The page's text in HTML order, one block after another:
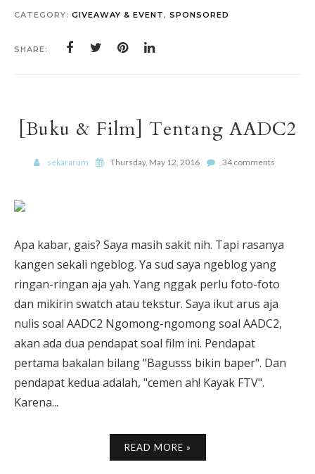
CATEGORY: GIVEAWAY & EVENT, SPONSORED
SHARE:
[Buku & Film] Tentang AADC2
sekararum Thursday, May 12, 2016 34 comments
Apa kabar, gais? Saya masih sakit nih. Tapi rasanya
kangen sekali ngeblog. Ya sud saya ngeblog yang
ringan-ringan aja yah. Yang nggak perlu foto-foto
dan mikirin swatch atau tekstur. Saya ikut arus aja
nulis soal AADC2 Ngomong-ngomong soal AADC2,
akan ada dua pendapat soal film ini. Pendapat
pertama bakalan bilang "Bagusss bikin baper". Dan
pendapat kedua adalah, "cemen ah! Kayak FTV".
Karena...
READ MORE »